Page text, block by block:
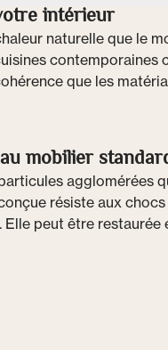
intérieur
naturelle que le
contemporaines
que les
mobilier
agglomérées
résiste aux
peut être restaurée